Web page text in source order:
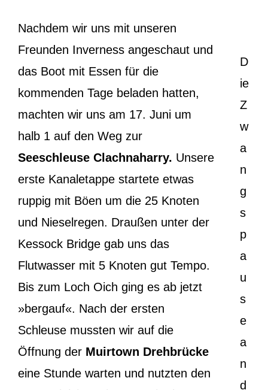
D
ie
Z
w
a
n
g
s
p
a
u
s
e
a
n
d
Nachdem wir uns mit unseren
Freunden Inverness angeschaut und
das Boot mit Essen für die
kommenden Tage beladen hatten,
machten wir uns am 17. Juni um
halb 1 auf den Weg zur
Seeschleuse Clachnaharry. Unsere
erste Kanaletappe startete etwas
ruppig mit Böen um die 25 Knoten
und Nieselregen. Draußen unter der
Kessock Bridge gab uns das
Flutwasser mit 5 Knoten gut Tempo.
Bis zum Loch Oich ging es ab jetzt
»bergauf«. Nach der ersten
Schleuse mussten wir auf die
Öffnung der Muirtown Drehbrücke
eine Stunde warten und nutzten den